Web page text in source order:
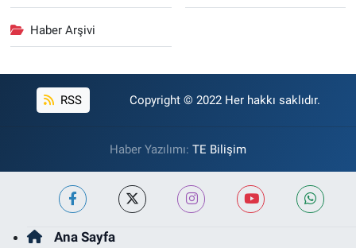
Haber Arşivi
RSS Copyright © 2022 Her hakkı saklıdır.
Haber Yazılımı: TE Bilişim
Ana Sayfa